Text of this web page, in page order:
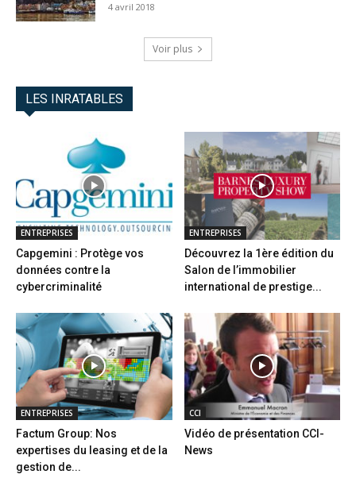
4 avril 2018
Voir plus
LES INRATABLES
ENTREPRISES
Capgemini : Protège vos
données contre la
cybercriminalité
ENTREPRISES
Découvrez la 1ère édition du
Salon de l’immobilier
international de prestige...
ENTREPRISES
Factum Group: Nos
expertises du leasing et de la
gestion de...
CCI
Vidéo de présentation CCI-
News